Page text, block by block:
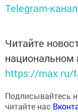
Telegram-
Читайте
https://max.ru/
Подписывайтесь
читайте нас